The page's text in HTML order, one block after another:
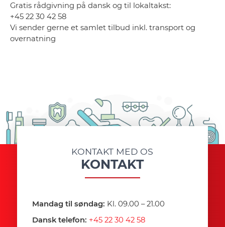
Gratis rådgivning på dansk og til lokaltakst:
+45 22 30 42 58
Vi sender gerne et samlet tilbud inkl. transport og
overnatning
KONTAKT MED OS
KONTAKT
Mandag til søndag: Kl. 09.00 – 21.00
Dansk telefon: +45 22 30 42 58